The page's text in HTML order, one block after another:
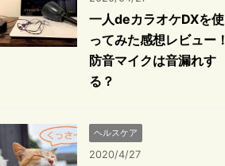
一人deカラオケDXを使
ってみた感想レビュー！
防音マイクは音漏れす
る？
ヘルスケア
2020/4/27